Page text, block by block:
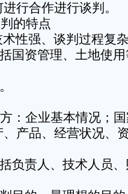
行合作进行谈判。
的特点
性强、谈判过程复
国资管理、土地使
：企业基本情况；
产品、经营状况、
负责人、技术人员